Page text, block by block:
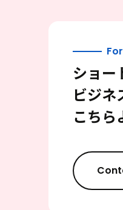
ショー
ビジネ
こちら